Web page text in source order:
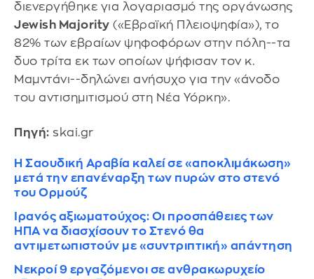
διενεργήθηκε για λογαριασμό της οργάνωσης
Jewish Majority («Εβραϊκή Πλειοψηφία»), το
82% των εβραίων ψηφοφόρων στην πόλη--τα
δυο τρίτα εκ των οποίων ψήφισαν τον κ.
Μαμντάνι--δηλώνει ανήσυχο για την «άνοδο
του αντισημιτισμού στη Νέα Υόρκη».
Πηγή: skai.gr
Η Σαουδική Αραβία καλεί σε «αποκλιμάκωση»
μετά την επανέναρξη των πυρών στο στενό
του Ορμούζ
Ιρανός αξιωματούχος: Οι προσπάθειες των
ΗΠΑ να διασχίσουν το Στενό θα
αντιμετωπιστούν με «συντριπτική» απάντηση
Νεκροί 9 εργαζόμενοι σε ανθρακωρυχείο